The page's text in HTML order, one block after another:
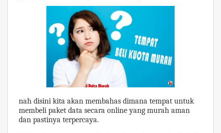
nah disini kita akan membahas dimana tempat untuk
membeli paket data secara online yang murah aman
dan pastinya terpercaya.